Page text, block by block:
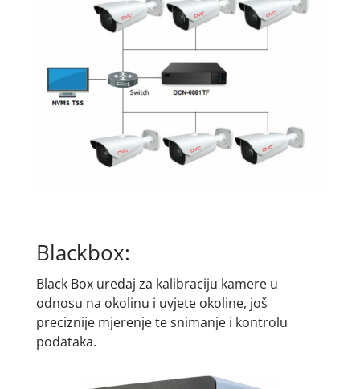
Blackbox:
Black Box uređaj za kalibraciju kamere u
odnosu na okolinu i uvjete okoline, još
preciznije mjerenje te snimanje i kontrolu
podataka.